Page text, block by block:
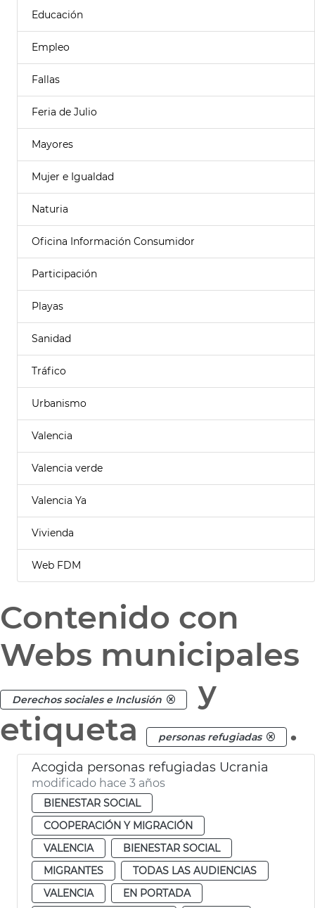
Educación
Empleo
Fallas
Feria de Julio
Mayores
Mujer e Igualdad
Naturia
Oficina Información Consumidor
Participación
Playas
Sanidad
Tráfico
Urbanismo
Valencia
Valencia verde
Valencia Ya
Vivienda
Web FDM
Contenido con
Webs municipales
Derechos sociales e Inclusión
y
etiqueta
personas refugiadas .
Acogida personas refugiadas Ucrania
modificado hace 3 años
BIENESTAR SOCIAL
COOPERACIÓN Y MIGRACIÓN
VALENCIA
BIENESTAR SOCIAL
MIGRANTES
TODAS LAS AUDIENCIAS
VALENCIA
EN PORTADA